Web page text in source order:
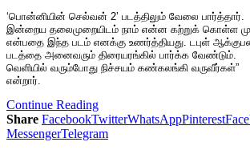
‘பொன்​னி​யின் செல்​வன் 2’ படத்​தி​லும் வேலை பார்த்​தார்.
இன்றைய தலை​முறை​யிடம் நாம் என்ன கற்​றுக் கொள்ள
என்​பதை இந்த படம் எனக்கு உணர்த்​தி​யது. டபுள்
படத்தை அனை​வரும் திரையரங்​கில் பார்க்க வேண்​டும்.
வெளியில் வரும்​போது நிச்​ச​யம் கண்​கலங்கி வரு​வீர்​கள்”
என்றார்.
Continue Reading
Share FacebookTwitterWhatsAppPinterest
MessengerTelegram